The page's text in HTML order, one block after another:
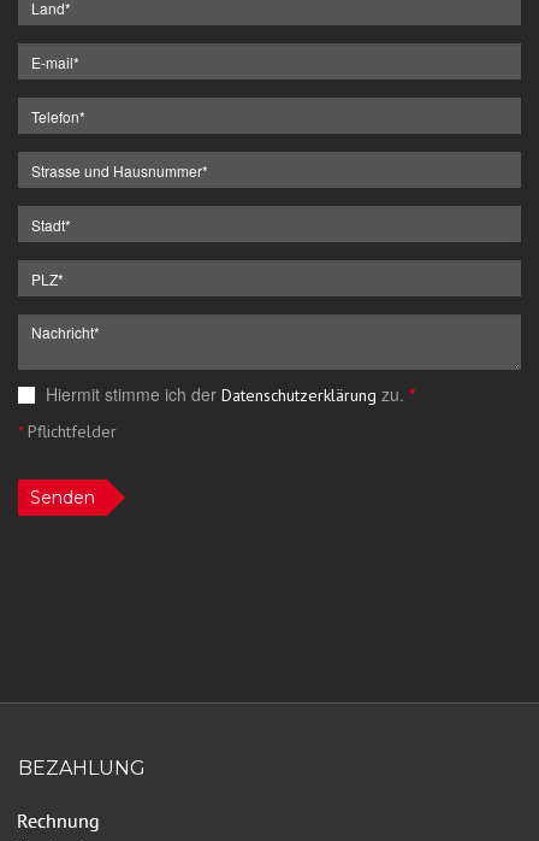
Hiermit stimme ich der Datenschutzerklärung zu. *
*Pflichtfelder
Senden
BEZAHLUNG